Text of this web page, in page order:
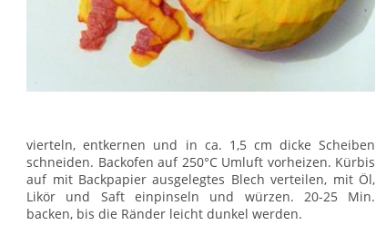
vierteln, entkernen und in ca. 1,5 cm dicke Scheiben
schneiden. Backofen auf 250°C Umluft vorheizen. Kürbis
auf mit Backpapier ausgelegtes Blech verteilen, mit Öl,
Likör und Saft einpinseln und würzen. 20-25 Min.
backen, bis die Ränder leicht dunkel werden.